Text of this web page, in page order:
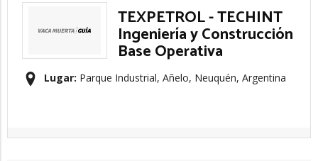
TEXPETROL - TECHINT
Ingeniería y Construcción
Base Operativa
Lugar: Parque Industrial, Añelo, Neuquén, Argentina